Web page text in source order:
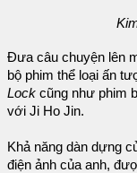
Đưa câu chuyện lên
bộ phim thể loại ấn
Lock cũng như phim
với Ji Ho Jin.
Khả năng dàn dựng
điện ảnh của anh,